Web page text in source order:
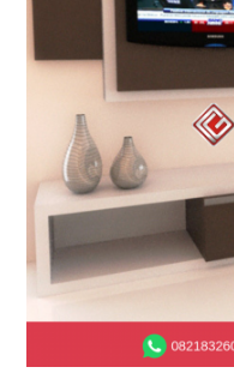
BACKDROP
TV
KEKINIAN